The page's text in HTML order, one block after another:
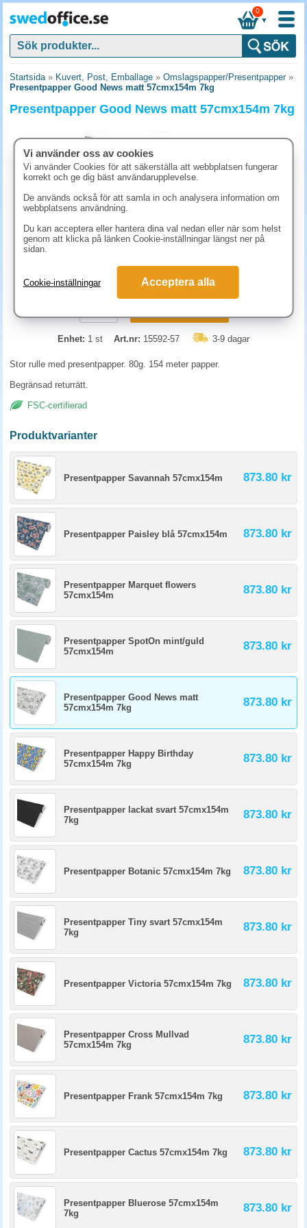
▼
0
Startsida» Kuvert, Post, Emballage » Omslagspapper/Presentpapper»
Presentpapper Good News matt 57cmx154m 7kg
Presentpapper Good News matt 57cmx154m 7kg
873.80 kr (inkl. moms)
Enhet: 1 st Art.nr: 15592-57 3-9 dagar
Stor rulle med presentpapper. 80g. 154 meter papper.
Begränsad returrätt.
FSC-certifierad
Produktvarianter
Presentpapper Savannah 57cmx154m 873.80 kr
Presentpapper Paisley blå 57cmx154m 873.80 kr
Presentpapper Marquet flowers
57cmx154m
873.80 kr
Presentpapper SpotOn mint/guld
57cmx154m
873.80 kr
Presentpapper Good News matt
57cmx154m 7kg
873.80 kr
Presentpapper Happy Birthday
57cmx154m 7kg
873.80 kr
Presentpapper lackat svart 57cmx154m
7kg
873.80 kr
Presentpapper Botanic 57cmx154m 7kg 873.80 kr
Presentpapper Tiny svart 57cmx154m
7kg
873.80 kr
Presentpapper Victoria 57cmx154m 7kg 873.80 kr
Presentpapper Cross Mullvad
57cmx154m 7kg
873.80 kr
Presentpapper Frank 57cmx154m 7kg 873.80 kr
Presentpapper Cactus 57cmx154m 7kg 873.80 kr
Presentpapper Bluerose 57cmx154m
7kg
873.80 kr
Vi använder oss av cookies
Vi använder Cookies för att säkerställa att webbplatsen fungerar
korrekt och ge dig bäst användarupplevelse.
De används också för att samla in och analysera information om
webbplatsens användning.
Du kan acceptera eller hantera dina val nedan eller när som helst
genom att klicka på länken Cookie-inställningar längst ner på
sidan.
Cookie-inställningar Acceptera alla